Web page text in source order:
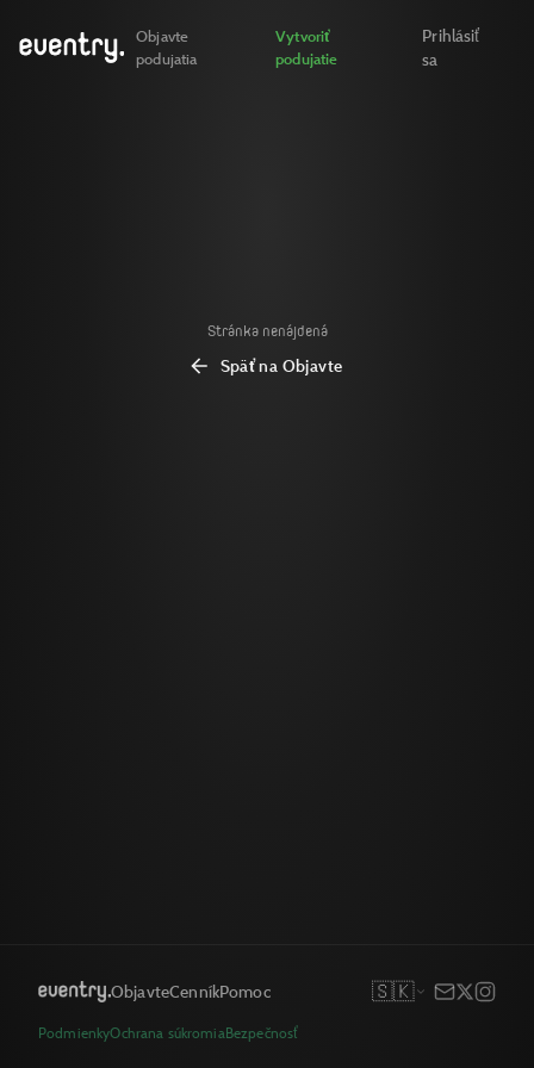
Objavte
podujatia
Vytvoriť
podujatie
Prihlásiť
sa
Stránka nenájdená
Späť na Objavte
ObjavteCenníkPomoc 🇸🇰
PodmienkyOchrana súkromiaBezpečnosť